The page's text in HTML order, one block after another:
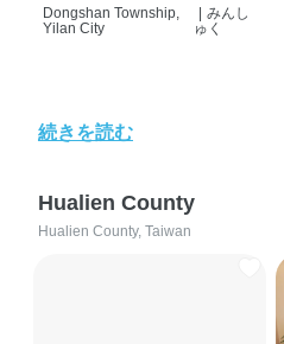
Dongshan Township,
Yilan City
みんし
ゅく
続きを読む
Hualien County
Hualien County, Taiwan